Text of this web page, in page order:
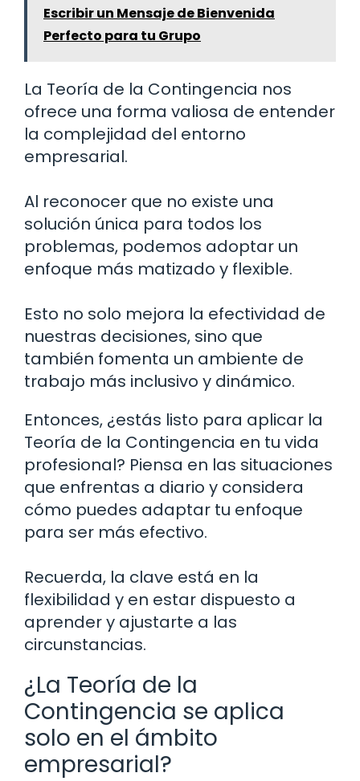
Escribir un Mensaje de Bienvenida
Perfecto para tu Grupo
La Teoría de la Contingencia nos
ofrece una forma valiosa de entender
la complejidad del entorno
empresarial.
Al reconocer que no existe una
solución única para todos los
problemas, podemos adoptar un
enfoque más matizado y flexible.
Esto no solo mejora la efectividad de
nuestras decisiones, sino que
también fomenta un ambiente de
trabajo más inclusivo y dinámico.
Entonces, ¿estás listo para aplicar la
Teoría de la Contingencia en tu vida
profesional? Piensa en las situaciones
que enfrentas a diario y considera
cómo puedes adaptar tu enfoque
para ser más efectivo.
Recuerda, la clave está en la
flexibilidad y en estar dispuesto a
aprender y ajustarte a las
circunstancias.
¿La Teoría de la
Contingencia se aplica
solo en el ámbito
empresarial?